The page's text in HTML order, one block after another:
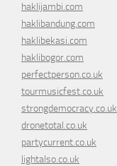
haklijambi.com
haklibandung.com
haklibekasi.com
haklibogor.com
perfectperson.co.uk
tourmusicfest.co.uk
strongdemocracy.co.uk
dronetotal.co.uk
partycurrent.co.uk
lightalso.co.uk